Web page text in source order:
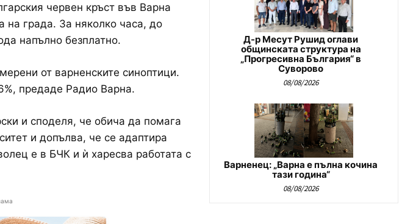
червен кръст във Варна
на града. За няколко часа, до
напълно безплатно.
от варненските синоптици.
предаде Радио Варна.
и споделя, че обича да помага
и допълва, че се адаптира
е в БЧК и ѝ харесва работата с
Д-р Месут Рушид оглави
общинската структура на
„Прогресивна България“ в
Суворово
08/08/2026
Варненец: „Варна е пълна кочина
тази година“
08/08/2026